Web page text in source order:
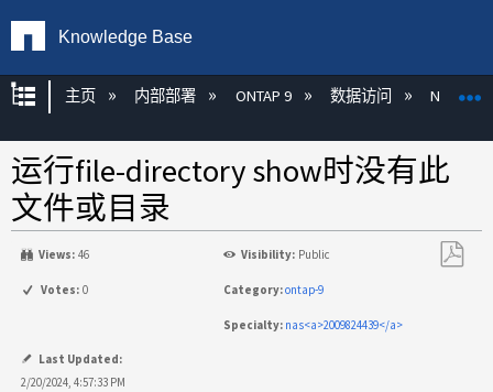
Knowledge Base
扩展/隐缩全局层次
主页 内部部署 ONTAP 9 数据访问 NAS
运行file-directory show时没有此
文件或目录
Views: 46 Visibility: Public
Votes: 0 Category:ontap-9
Specialty: nas<a>2009824439</a>
Last Updated:
2/20/2024, 4:57:33 PM